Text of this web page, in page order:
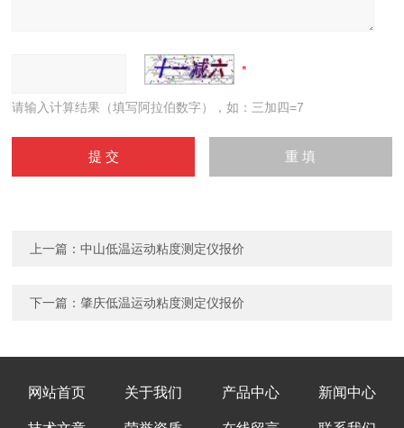
请输入计算结果（填写阿拉伯数字），如：三加四=7
上一篇：中山低温运动粘度测定仪报价
下一篇： 肇庆低温运动粘度测定仪报价
网站首页 关于我们 产品中心 新闻中心